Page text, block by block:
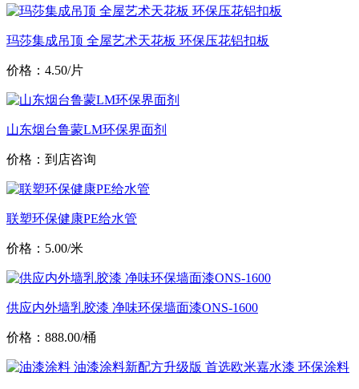
玛莎集成吊顶 全屋艺术天花板 环保压花铝扣板
价格：4.50/片
山东烟台鲁蒙LM环保界面剂
价格：到店咨询
联塑环保健康PE给水管
价格：5.00/米
供应内外墙乳胶漆 净味环保墙面漆ONS-1600
价格：888.00/桶